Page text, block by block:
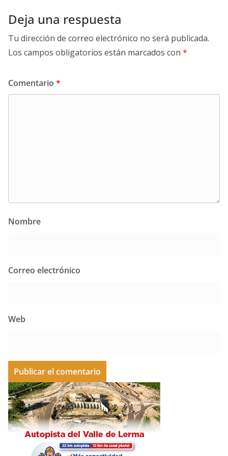
Deja una respuesta
Tu dirección de correo electrónico no será publicada.
Los campos obligatorios están marcados con *
Comentario *
Nombre
Correo electrónico
Web
A
l
t
e